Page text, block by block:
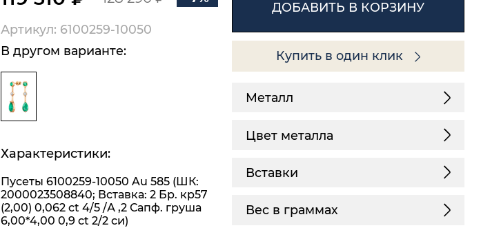
Артикул: 6100259-10050
В другом варианте:
Характеристики:
Пусеты 6100259-10050 Au 585 (ШК:
2000023508840; Вставка: 2 Бр. кр57
(2,00) 0,062 ct 4/5 /А ,2 Сапф. груша
6,00*4,00 0,9 ct 2/2 си)
ДОБАВИТЬ В КОРЗИНУ
Купить в один клик
Металл
Цвет металла
Вставки
Вес в граммах